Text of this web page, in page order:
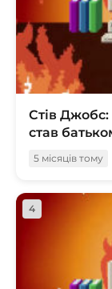
Стів Джобс:
став
5 місяців тому
4